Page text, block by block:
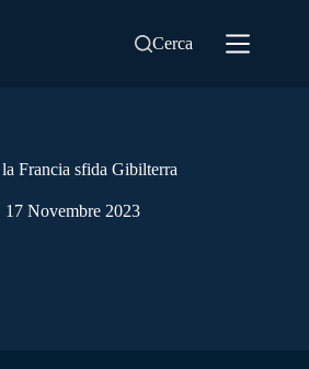
Cerca
Francia sfida Gibilterra
17 Novembre 2023